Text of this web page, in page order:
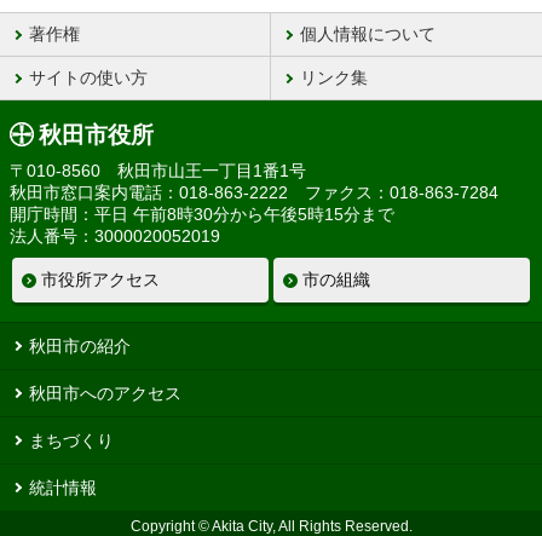
著作権 個人情報について
サイトの使い方 リンク集
秋田市役所
〒010-8560 秋田市山王一丁目1番1号
秋田市窓口案内電話：018-863-2222 ファクス：018-863-7284
開庁時間：平日 午前8時30分から午後5時15分まで
法人番号：3000020052019
市役所アクセス 市の組織
秋田市の紹介
秋田市へのアクセス
まちづくり
統計情報
Copyright © Akita City, All Rights Reserved.